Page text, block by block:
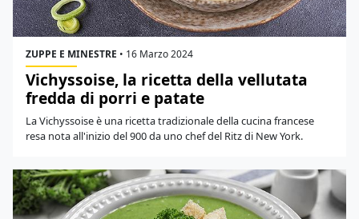
ZUPPE E MINESTRE • 16 Marzo 2024
Vichyssoise, la ricetta della vellutata
fredda di porri e patate
La Vichyssoise è una ricetta tradizionale della cucina francese
resa nota all'inizio del 900 da uno chef del Ritz di New York.